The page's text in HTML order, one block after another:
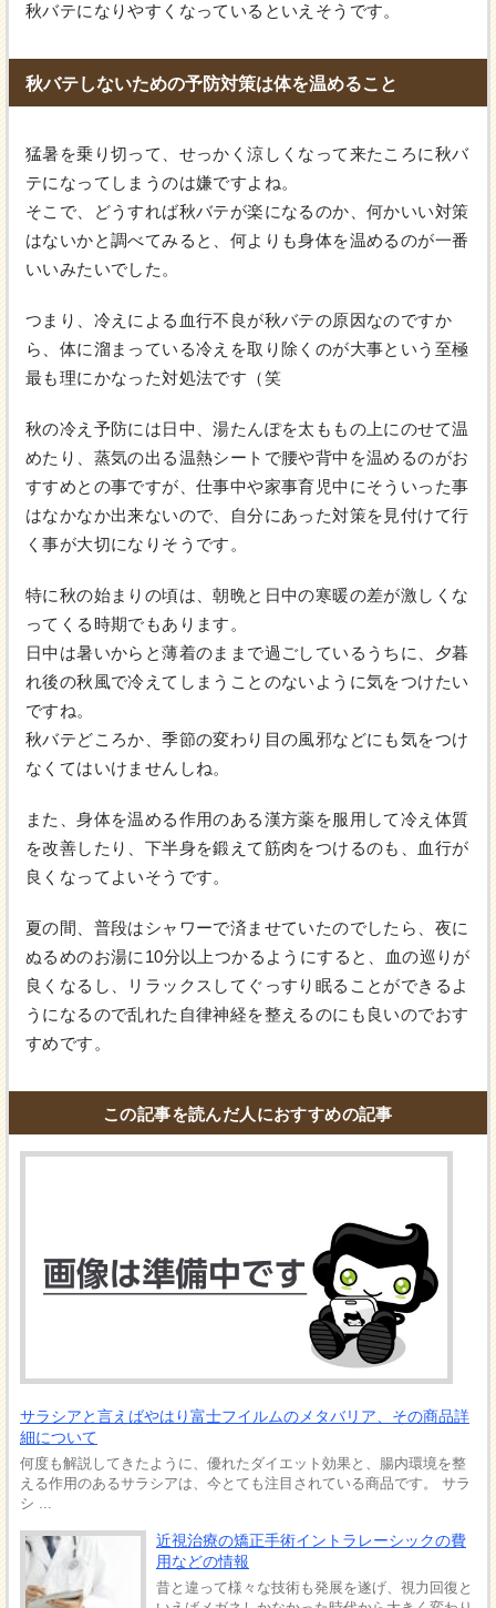
秋バテになりやすくなっているといえそうです。
秋バテしないための予防対策は体を温めること
猛暑を乗り切って、せっかく涼しくなって来たころに秋バ
テになってしまうのは嫌ですよね。
そこで、どうすれば秋バテが楽になるのか、何かいい対策
はないかと調べてみると、何よりも身体を温めるのが一番
いいみたいでした。
つまり、冷えによる血行不良が秋バテの原因なのですか
ら、体に溜まっている冷えを取り除くのが大事という至極
最も理にかなった対処法です（笑
秋の冷え予防には日中、湯たんぽを太ももの上にのせて温
めたり、蒸気の出る温熱シートで腰や背中を温めるのがお
すすめとの事ですが、仕事中や家事育児中にそういった事
はなかなか出来ないので、自分にあった対策を見付けて行
く事が大切になりそうです。
特に秋の始まりの頃は、朝晩と日中の寒暖の差が激しくな
ってくる時期でもあります。
日中は暑いからと薄着のままで過ごしているうちに、夕暮
れ後の秋風で冷えてしまうことのないように気をつけたい
ですね。
秋バテどころか、季節の変わり目の風邪などにも気をつけ
なくてはいけませんしね。
また、身体を温める作用のある漢方薬を服用して冷え体質
を改善したり、下半身を鍛えて筋肉をつけるのも、血行が
良くなってよいそうです。
夏の間、普段はシャワーで済ませていたのでしたら、夜に
ぬるめのお湯に10分以上つかるようにすると、血の巡りが
良くなるし、リラックスしてぐっすり眠ることができるよ
うになるので乱れた自律神経を整えるのにも良いのでおす
すめです。
この記事を読んだ人におすすめの記事
サラシアと言えばやはり富士フイルムのメタバリア、その商品詳
細について
何度も解説してきたように、優れたダイエット効果と、腸内環境を整
える作用のあるサラシアは、今とても注目されている商品です。 サラ
シ ...
近視治療の矯正手術イントラレーシックの費
用などの情報
昔と違って様々な技術も発展を遂げ、視力回復と